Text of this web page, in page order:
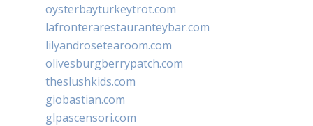
oysterbayturkeytrot.com
lafronterarestauranteybar.com
lilyandrosetearoom.com
olivesburgberrypatch.com
theslushkids.com
giobastian.com
glpascensori.com